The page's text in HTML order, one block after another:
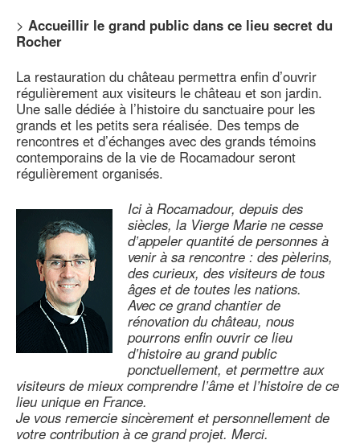
> Accueillir le grand public dans ce lieu secret du
Rocher
La restauration du château permettra enfin d’ouvrir
régulièrement aux visiteurs le château et son jardin.
Une salle dédiée à l’histoire du sanctuaire pour les
grands et les petits sera réalisée. Des temps de
rencontres et d’échanges avec des grands témoins
contemporains de la vie de Rocamadour seront
régulièrement organisés.
Ici à Rocamadour, depuis des
siècles, la Vierge Marie ne cesse
d’appeler quantité de personnes à
venir à sa rencontre : des pèlerins,
des curieux, des visiteurs de tous
âges et de toutes les nations.
Avec ce grand chantier de
rénovation du château, nous
pourrons enfin ouvrir ce lieu
d’histoire au grand public
ponctuellement, et permettre aux
visiteurs de mieux comprendre l’âme et l’histoire de ce
lieu unique en France.
Je vous remercie sincèrement et personnellement de
votre contribution à ce grand projet. Merci.